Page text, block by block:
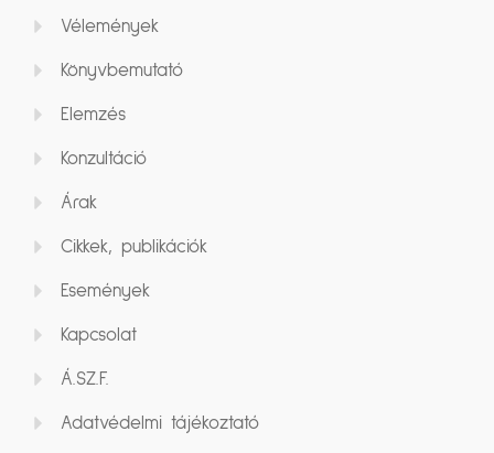
Vélemények
Könyvbemutató
Elemzés
Konzultáció
Árak
Cikkek, publikációk
Események
Kapcsolat
Á.SZ.F.
Adatvédelmi tájékoztató